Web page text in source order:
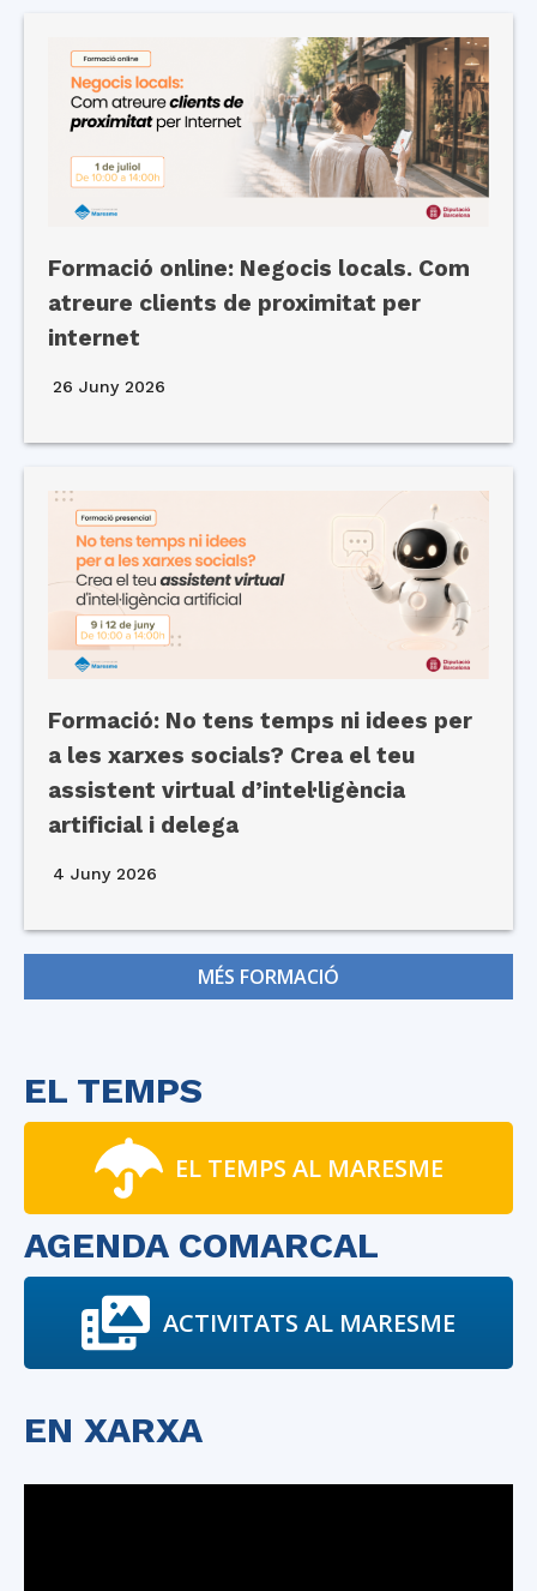
Formació online: Negocis locals. Com
atreure clients de proximitat per
internet
26 Juny 2026
Formació: No tens temps ni idees per
a les xarxes socials? Crea el teu
assistent virtual d’intel·ligència
artificial i delega
4 Juny 2026
MÉS FORMACIÓ
EL TEMPS
EL TEMPS AL MARESME
AGENDA COMARCAL
ACTIVITATS AL MARESME
EN XARXA